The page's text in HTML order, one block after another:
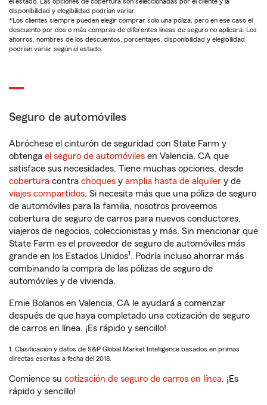
disponibilidad y elegibilidad podrían variar.
*Los clientes siempre pueden elegir comprar solo una póliza, pero en ese caso el
descuento por dos o más compras de diferentes líneas de seguro no aplicará. Los
ahorros, nombres de los descuentos, porcentajes, disponibilidad y elegibilidad
podrían variar según el estado.
Seguro de automóviles
Abróchese el cinturón de seguridad con State Farm y
obtenga el seguro de automóviles en Valencia, CA que
satisface sus necesidades. Tiene muchas opciones, desde
cobertura contra choques y amplia hasta de alquiler y de
viajes compartidos. Si necesita más que una póliza de seguro
de automóviles para la familia, nosotros proveemos
cobertura de seguro de carros para nuevos conductores,
viajeros de negocios, coleccionistas y más. Sin mencionar que
State Farm es el proveedor de seguro de automóviles más
grande en los Estados Unidos1. Podría incluso ahorrar más
combinando la compra de las pólizas de seguro de
automóviles y de vivienda.
Ernie Bolanos en Valencia, CA le ayudará a comenzar
después de que haya completado una cotización de seguro
de carros en línea. ¡Es rápido y sencillo!
1. Clasificación y datos de S&P Global Market Intelligence basados en primas
directas escritas a fecha del 2018.
Comience su cotización de seguro de carros en línea. ¡Es
rápido y sencillo!